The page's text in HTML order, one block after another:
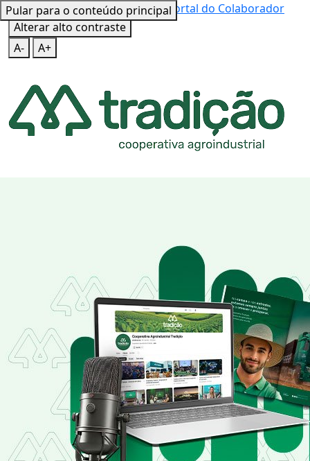
Pular para o conteúdo principal
Mapa do SiteTeclas de AtalhoPortal do Colaborador
Alterar alto contraste
A-
A+